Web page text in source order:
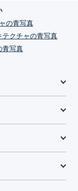
の青写真
テクチャの青写真
青写真